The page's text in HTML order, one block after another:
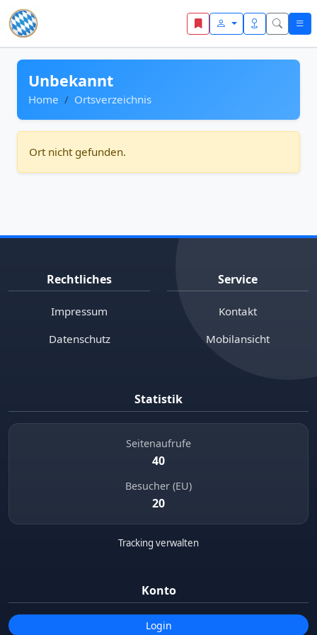
Zum Inhalt springen
Unbekannt
Home Ortsverzeichnis
Ort nicht gefunden.
Rechtliches
Impressum
Datenschutz
Service
Kontakt
Mobilansicht
Statistik
Seitenaufrufe
40
Besucher (EU)
20
Tracking verwalten
Konto
Login